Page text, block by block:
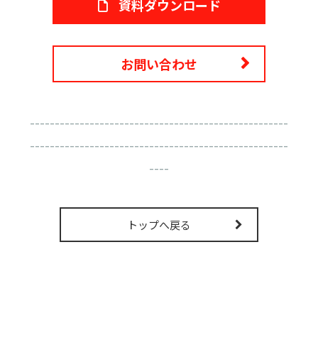
資料ダウンロード
お問い合わせ
----------------------------------------------------
----------------------------------------------------
----
トップへ戻る